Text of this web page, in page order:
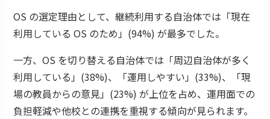
OS の選定理由として、継続利用する自治体では「現在
利用している OS のため」(94%) が最多でした。
一方、OS を切り替える自治体では「周辺自治体が多く
利用している」(38%)、「運用しやすい」(33%)、「現
場の教員からの意見」(23%) が上位を占め、運用面での
負担軽減や他校との連携を重視する傾向が見られます。